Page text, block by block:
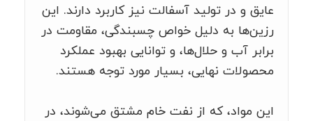
عایق و در تولید آسفالت نیز کاربرد دارند. این
رزین‌ها به دلیل خواص چسبندگی، مقاومت در
برابر آب و حلال‌ها، و توانایی بهبود عملکرد
محصولات نهایی، بسیار مورد توجه هستند.
این مواد، که از نفت خام مشتق می‌شوند، در